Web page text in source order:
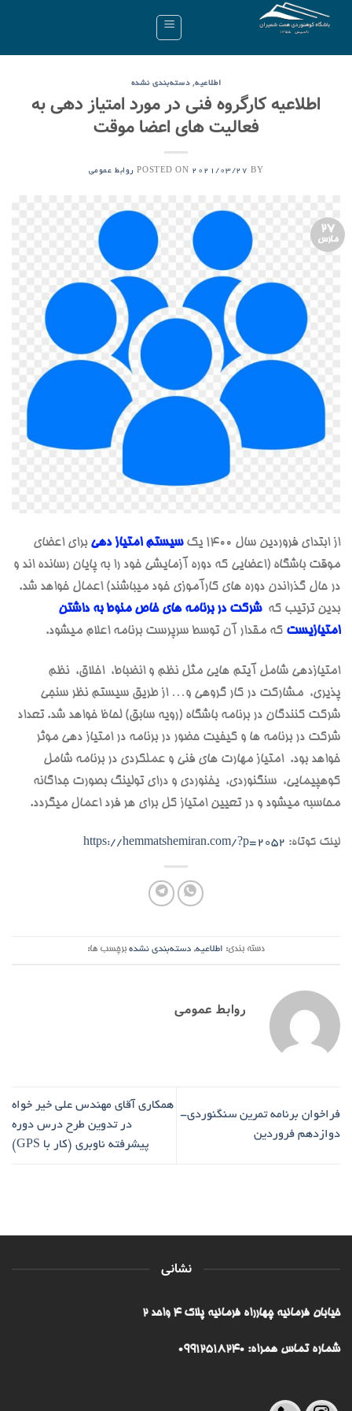
اطلاعیه,دسته‌بندی نشده
اطلاعیه کارگروه فنی در مورد امتیاز دهی به
فعالیت های اعضا موقت
POSTED ON 2021/03/27 BY روابط عمومی
27
مارس
از ابتدای فروردین سال ۱۴۰۰ یک سیستم امتیاز دهی برای اعضای
موقت باشگاه (اعضایی که دوره آزمایشی خود را به پایان رسانده اند و
در حال گذراندن دوره های کارآموزی خود میباشند) اعمال خواهد شد.
بدین ترتیب که شرکت در برنامه های خاص منوط به داشتن
امتیازیست که مقدار آن توسط سرپرست برنامه اعلام میشود.
امتیازدهی شامل آیتم هایی مثل نظم و انضباط، اخلاق، نظم
پذیری، مشارکت در کار گروهی و… از طریق سیستم نظر سنجی
شرکت کنندگان در برنامه باشگاه (رویه سابق) لحاظ خواهد شد. تعداد
شرکت در برنامه ها و کیفیت حضور در برنامه در امتیاز دهی موثر
خواهد بود. امتیاز مهارت های فنی و عملکردی در برنامه شامل
کوهپیمایی، سنگنوردی، یخنوردی و درای تولینگ بصورت جداگانه
محاسبه میشود و در تعیین امتیاز کل برای هر فرد اعمال میگردد.
لینک کوتاه: https://hemmatshemiran.com/?p=2052
دسته بندی: اطلاعیه, دسته‌بندی نشده برچسب ها:
روابط عمومی
فراخوان برنامه تمرین سنگنوردی-
دوازدهم فروردین
همکاری آقای مهندس علی خیر خواه
در تدوین طرح درس دوره
پیشرفته ناوبری (کار با GPS)
نشانی
خیابان فرمانیه چهارراه فرمانیه پلاک ۴ واحد ۲
شماره تماس همراه: 09912518240